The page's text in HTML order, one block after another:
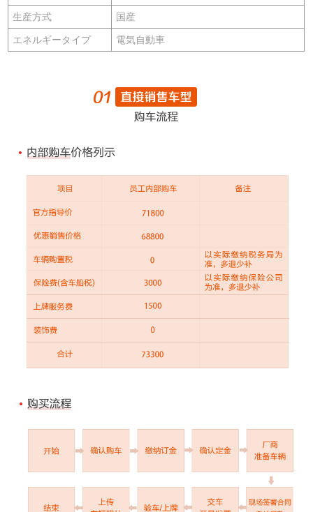
生産方式 国産
エネルギータイプ 電気自動車